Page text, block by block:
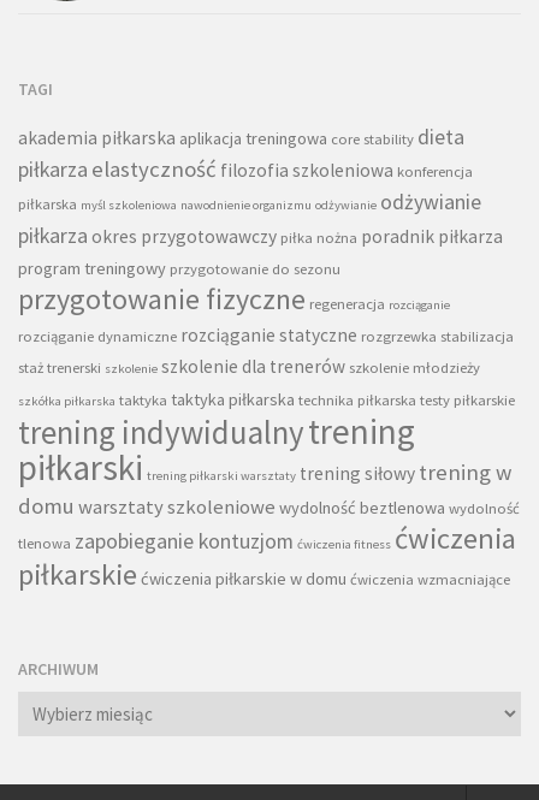
TAGI
akademia piłkarska aplikacja treningowa core stability dieta
piłkarza elastyczność filozofia szkoleniowa konferencja
piłkarska myśl szkoleniowa nawodnienie organizmu odżywianie odżywianie
piłkarza okres przygotowawczy piłka nożna poradnik piłkarza
program treningowy przygotowanie do sezonu
przygotowanie fizyczne regeneracja rozciąganie
rozciąganie dynamiczne rozciąganie statyczne rozgrzewka stabilizacja
staż trenerski szkolenie szkolenie dla trenerów szkolenie młodzieży
szkółka piłkarska taktyka taktyka piłkarska technika piłkarska testy piłkarskie
trening indywidualnytrening
piłkarski trening piłkarski warsztaty trening siłowy trening w
domu warsztaty szkoleniowe wydolność beztlenowa wydolność
tlenowa zapobieganie kontuzjom ćwiczenia fitness ćwiczenia
piłkarskie ćwiczenia piłkarskie w domu ćwiczenia wzmacniające
ARCHIWUM
Archiwum